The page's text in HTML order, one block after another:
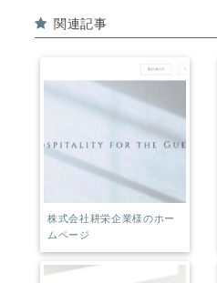
b
o
r
e
st
関連記事
株式会社耕栄企業様のホー
ムページ